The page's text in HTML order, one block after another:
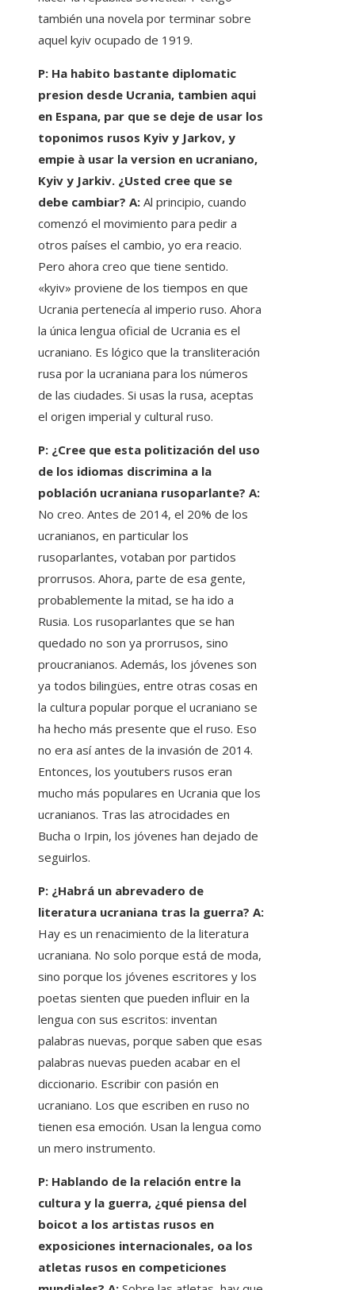
también una novela por terminar sobre
aquel kyiv ocupado de 1919.
P: Ha habito bastante diplomatic
presion desde Ucrania, tambien aqui
en Espana, par que se deje de usar los
toponimos rusos Kyiv y Jarkov, y
empie à usar la version en ucraniano,
Kyiv y Jarkiv. ¿Usted cree que se
debe cambiar? A: Al principio, cuando
comenzó el movimiento para pedir a
otros países el cambio, yo era reacio.
Pero ahora creo que tiene sentido.
«kyiv» proviene de los tiempos en que
Ucrania pertenecía al imperio ruso. Ahora
la única lengua oficial de Ucrania es el
ucraniano. Es lógico que la transliteración
rusa por la ucraniana para los números
de las ciudades. Si usas la rusa, aceptas
el origen imperial y cultural ruso.
P: ¿Cree que esta politización del uso
de los idiomas discrimina a la
población ucraniana rusoparlante? A:
No creo. Antes de 2014, el 20% de los
ucranianos, en particular los
rusoparlantes, votaban por partidos
prorrusos. Ahora, parte de esa gente,
probablemente la mitad, se ha ido a
Rusia. Los rusoparlantes que se han
quedado no son ya prorrusos, sino
proucranianos. Además, los jóvenes son
ya todos bilingües, entre otras cosas en
la cultura popular porque el ucraniano se
ha hecho más presente que el ruso. Eso
no era así antes de la invasión de 2014.
Entonces, los youtubers rusos eran
mucho más populares en Ucrania que los
ucranianos. Tras las atrocidades en
Bucha o Irpin, los jóvenes han dejado de
seguirlos.
P: ¿Habrá un abrevadero de
literatura ucraniana tras la guerra? A:
Hay es un renacimiento de la literatura
ucraniana. No solo porque está de moda,
sino porque los jóvenes escritores y los
poetas sienten que pueden influir en la
lengua con sus escritos: inventan
palabras nuevas, porque saben que esas
palabras nuevas pueden acabar en el
diccionario. Escribir con pasión en
ucraniano. Los que escriben en ruso no
tienen esa emoción. Usan la lengua como
un mero instrumento.
P: Hablando de la relación entre la
cultura y la guerra, ¿qué piensa del
boicot a los artistas rusos en
exposiciones internacionales, oa los
atletas rusos en competiciones